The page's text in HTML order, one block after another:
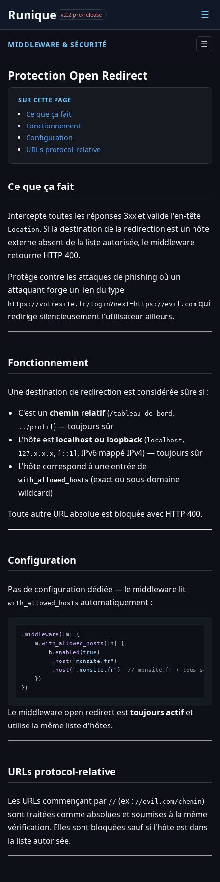
Runique v2.2 pre-release ☰
MIDDLEWARE & SÉCURITÉ ☰
Protection Open Redirect
SUR CETTE PAGE
Ce que ça fait
Fonctionnement
Configuration
URLs protocol-relative
Ce que ça fait
Intercepte toutes les réponses 3xx et valide l'en-tête
Location. Si la destination de la redirection est un hôte
externe absent de la liste autorisée, le middleware
retourne HTTP 400.
Protège contre les attaques de phishing où un
attaquant forge un lien du type
https://votresite.fr/login?next=https://evil.com qui
redirige silencieusement l'utilisateur ailleurs.
Fonctionnement
Une destination de redirection est considérée sûre si :
C'est un chemin relatif( /tableau-de-bord ,
../profil ) — toujours sûr
L'hôte est localhost ou loopback( localhost,
127.x.x.x, [::1] , IPv6 mappé IPv4) — toujours sûr
L'hôte correspond à une entrée de
with_allowed_hosts (exact ou sous-domaine
wildcard)
Toute autre URL absolue est bloquée avec HTTP 400.
Configuration
Pas de configuration dédiée — le middleware lit
with_allowed_hosts automatiquement :
.middleware (|m| {
    m.
with_allowed_hosts (|h| {
        h.
enabled (true )
         .
host ( "monsite.fr" )
         .
host ( ".monsite.fr" ) // monsite.fr + tous ses
    })
Le middleware open redirect esttoujours actifet
utilise la même liste d'hôtes.
URLs protocol-relative
Les URLs commençant par // (ex : //evil.com/chemin)
sont traitées comme absolues et soumises à la même
vérification. Elles sont bloquées sauf si l'hôte est dans
la liste autorisée.